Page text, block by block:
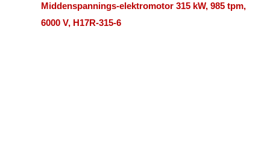
Middenspannings-elektromotor 315 kW, 985 tpm,
6000 V, H17R-315-6